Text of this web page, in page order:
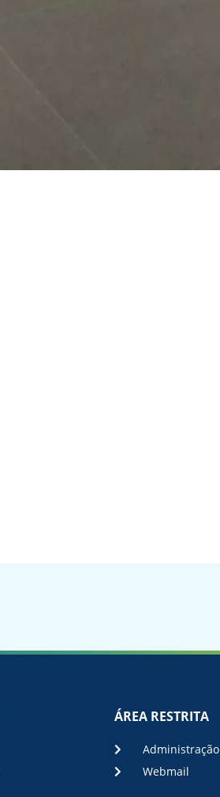
ÁREA RESTRITA
Administração
Webmail